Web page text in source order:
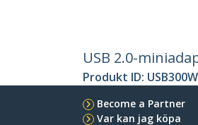
USB 2.0-
Produkt ID:
Become a Partner
Var kan jag köpa